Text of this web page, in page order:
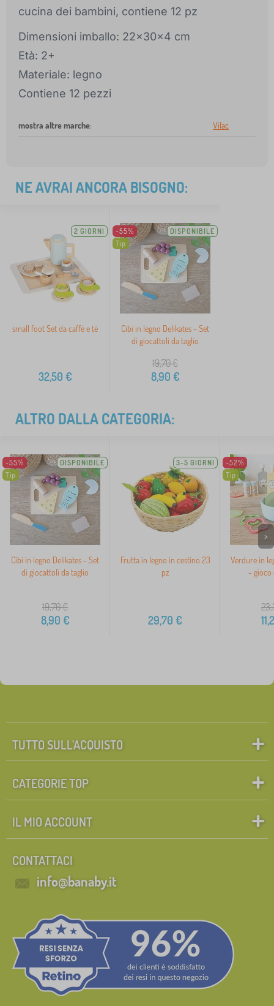
cucina dei bambini, contiene 12 pz
Dimensioni imballo: 22x30x4 cm
Età: 2+
Materiale: legno
Contiene 12 pezzi
mostra altre marche: Vilac
NE AVRAI ANCORA BISOGNO:
2 GIORNI
small foot Set da caffè e tè
32,50 €
-55%
Tip
DISPONIBILE
Cibi in legno Delikates - Set
di giocattoli da taglio
19,70€
8,90 €
ALTRO DALLA CATEGORIA:
-55%
Tip
DISPONIBILE
Cibi in legno Delikates - Set
di giocattoli da taglio
19,70€
8,90 €
3-5 GIORNI
Frutta in legno in cestino 23
pz
29,70 €
-52%
Tip
Verdure in
- gioco
>
TUTTO SULL’ACQUISTO
CATEGORIE TOP
IL MIO ACCOUNT
CONTATTACI
info@banaby.it